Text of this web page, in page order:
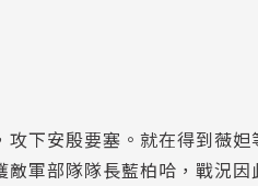
下安殷要塞。就在得到薇
軍部隊隊長藍柏哈，戰況